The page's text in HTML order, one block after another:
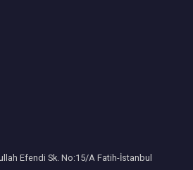
Efendi Sk. No:15/A Fatih-İstanbul